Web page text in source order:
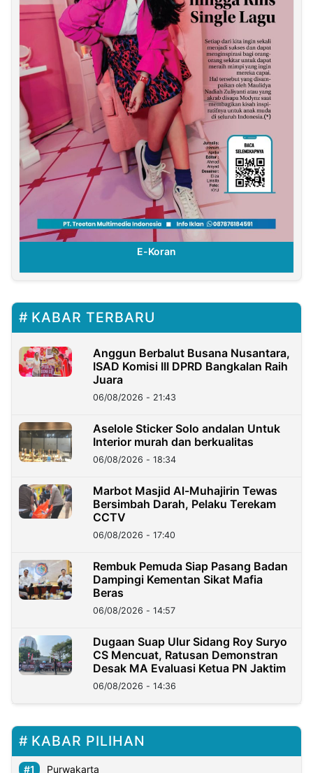
E-Koran
KABAR TERBARU
Anggun Berbalut Busana Nusantara,
ISAD Komisi III DPRD Bangkalan Raih
Juara
06/08/2026 - 21:43
Aselole Sticker Solo andalan Untuk
Interior murah dan berkualitas
06/08/2026 - 18:34
Marbot Masjid Al-Muhajirin Tewas
Bersimbah Darah, Pelaku Terekam
CCTV
06/08/2026 - 17:40
Rembuk Pemuda Siap Pasang Badan
Dampingi Kementan Sikat Mafia
Beras
06/08/2026 - 14:57
Dugaan Suap Ulur Sidang Roy Suryo
CS Mencuat, Ratusan Demonstran
Desak MA Evaluasi Ketua PN Jaktim
06/08/2026 - 14:36
KABAR PILIHAN
Purwakarta